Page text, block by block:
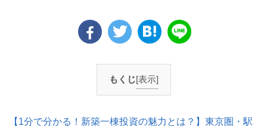
もくじ[表示]
【1分で分かる！新築一棟投資の魅力とは？】東京圏・駅